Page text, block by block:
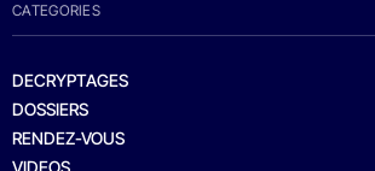
CATEGORIES
DECRYPTAGES
DOSSIERS
RENDEZ-VOUS
VIDEOS